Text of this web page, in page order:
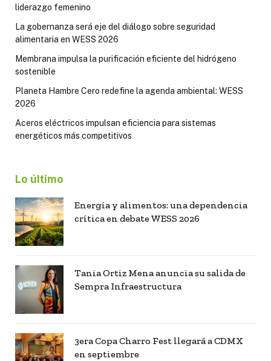
liderazgo femenino
La gobernanza será eje del diálogo sobre seguridad
alimentaria en WESS 2026
Membrana impulsa la purificación eficiente del hidrógeno
sostenible
Planeta Hambre Cero redefine la agenda ambiental: WESS
2026
Aceros eléctricos impulsan eficiencia para sistemas
energéticos más competitivos
Lo último
Energía y alimentos: una dependencia
crítica en debate WESS 2026
Tania Ortiz Mena anuncia su salida de
Sempra Infraestructura
3era Copa Charro Fest llegará a CDMX
en septiembre